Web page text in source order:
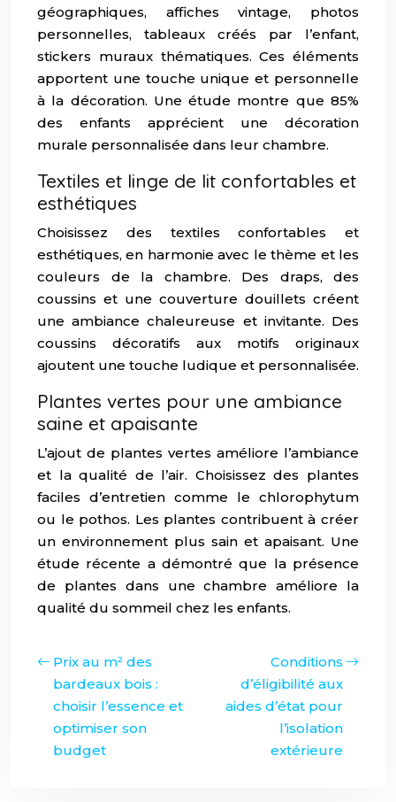
géographiques, affiches vintage, photos
personnelles, tableaux créés par l’enfant,
stickers muraux thématiques. Ces éléments
apportent une touche unique et personnelle
à la décoration. Une étude montre que 85%
des enfants apprécient une décoration
murale personnalisée dans leur chambre.
Textiles et linge de lit confortables et
esthétiques
Choisissez des textiles confortables et
esthétiques, en harmonie avec le thème et les
couleurs de la chambre. Des draps, des
coussins et une couverture douillets créent
une ambiance chaleureuse et invitante. Des
coussins décoratifs aux motifs originaux
ajoutent une touche ludique et personnalisée.
Plantes vertes pour une ambiance
saine et apaisante
L’ajout de plantes vertes améliore l’ambiance
et la qualité de l’air. Choisissez des plantes
faciles d’entretien comme le chlorophytum
ou le pothos. Les plantes contribuent à créer
un environnement plus sain et apaisant. Une
étude récente a démontré que la présence
de plantes dans une chambre améliore la
qualité du sommeil chez les enfants.
Prix au m² des
bardeaux bois :
choisir l’essence et
optimiser son
budget
Conditions
d’éligibilité aux
aides d’état pour
l’isolation
extérieure